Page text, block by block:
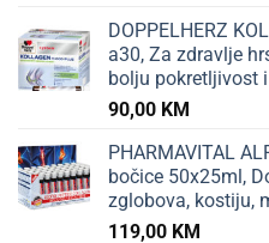
DOPPELHERZ
a30, Za zdravlje
bolju pokretljivost
90,00 KM
PHARMAVITAL
bočice 50x25ml,
zglobova, kostiju,
119,00 KM